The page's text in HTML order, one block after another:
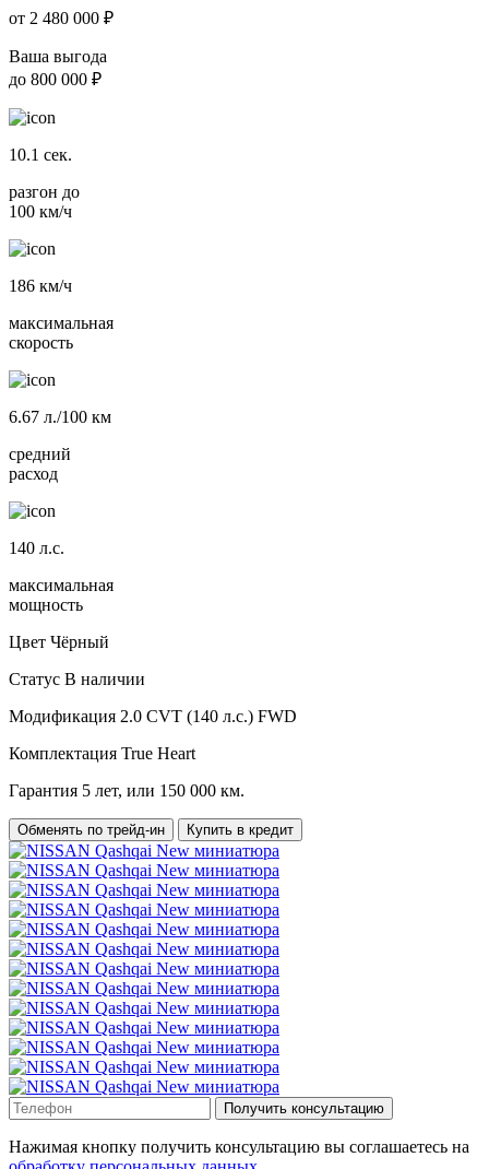
от 2 480 000 ₽
Ваша выгода
до 800 000 ₽
10.1 сек.
разгон до
100 км/ч
186 км/ч
максимальная
скорость
6.67 л./100 км
средний
расход
140 л.с.
максимальная
мощность
Цвет Чёрный
Статус В наличии
Модификация 2.0 CVT (140 л.с.) FWD
Комплектация True Heart
Гарантия 5 лет, или 150 000 км.
Обменять по трейд-ин Купить в кредит
Получить консультацию
Нажимая кнопку получить консультацию вы соглашаетесь на